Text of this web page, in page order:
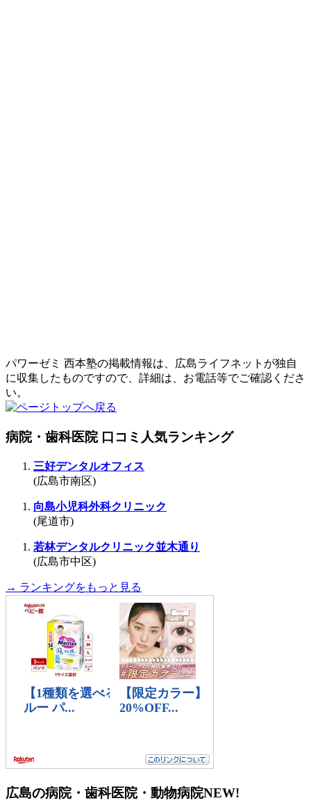
パワーゼミ 西本塾の掲載情報は、広島ライフネットが独自
に収集したものですので、詳細は、お電話等でご確認くださ
い。
病院・歯科医院 口コミ人気ランキング
三好デンタルオフィス
(広島市南区)
向島小児科外科クリニック
(尾道市)
若林デンタルクリニック並木通り
(広島市中区)
→ ランキングをもっと見る
広島の病院・歯科医院・動物病院NEW!